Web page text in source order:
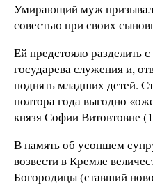
Умирающий муж призывал
совестью при своих
Ей предстояло разделить
государева служения и,
поднять младших детей.
полтора года выгодно
князя Софии Витовтовне
В память об усопшем
возвести в Кремле
Богородицы (ставший